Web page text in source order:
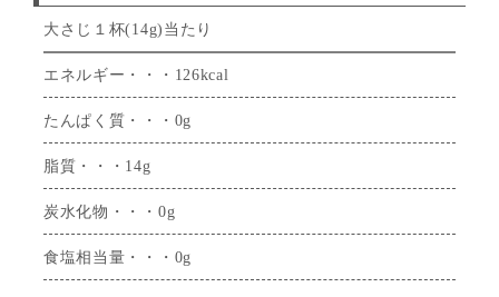
大さじ１杯(14g)当たり
エネルギー・・・126kcal
たんぱく質・・・0g
脂質・・・14g
炭水化物・・・0g
食塩相当量・・・0g